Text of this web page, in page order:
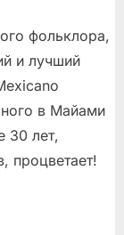
фольклора,
и лучший
в Майами
30 лет,
процветает!